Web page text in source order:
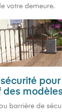
votre demeure.
barrière de